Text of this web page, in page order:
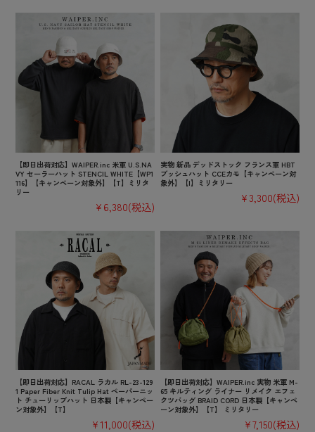
【即日出荷対応】WAIPER.inc 米軍 U.S.NA
VY セーラーハット STENCIL WHITE【WP1
116】【キャンペーン対象外】【T】ミリタ
リー
¥6,380(税込)
実物 新品 デッドストック フランス軍 HBT
ブッシュハット CCEカモ【キャンペーン対
象外】【I】ミリタリー
¥3,300(税込)
【即日出荷対応】RACAL ラカル RL-23-129
1 Paper Fiber Knit Tulip Hat ペーパーニッ
ト チューリップハット 日本製【キャンペー
ン対象外】【T】
¥11,000(税込)
【即日出荷対応】WAIPER.inc 実物 米軍 M-
65 キルティング ライナー リメイク エフェ
クツバッグ BRAID CORD 日本製【キャンペ
ーン対象外】【T】 ミリタリー
¥7,150(税込)